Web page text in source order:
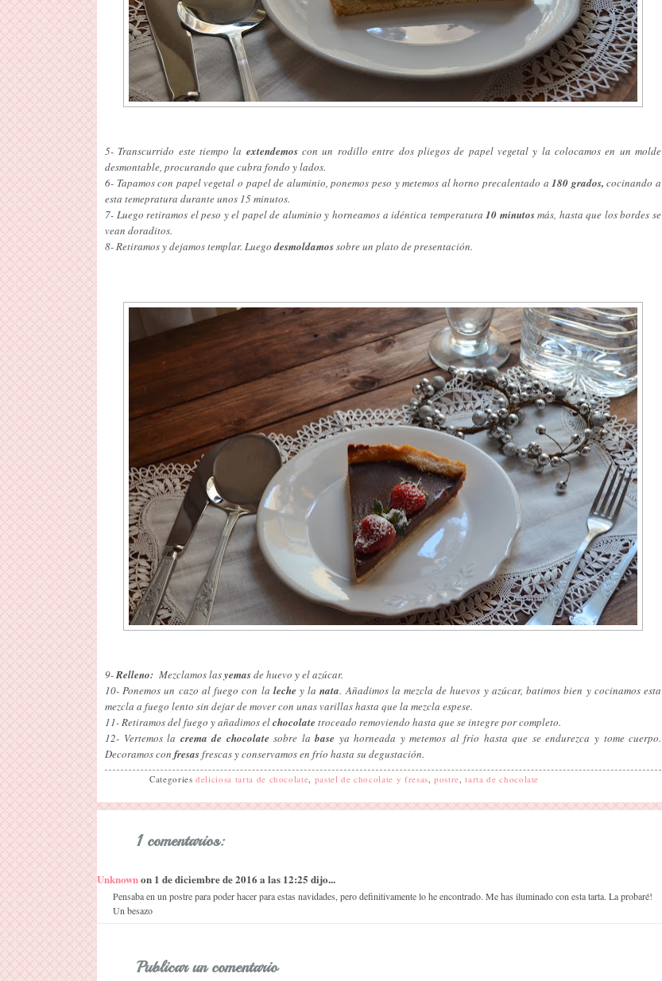
5- Transcurrido este tiempo la extendemoscon un rodillo entre dos pliegos de papel vegetal y la colocamos en un molde
desmontable, procurando que cubra fondo y lados.
6- Tapamos con papel vegetal o papel de aluminio, ponemos peso y metemos al horno precalentado a180 grados, cocinando a
esta temepratura durante unos 15 minutos.
7- Luego retiramos el peso y el papel de aluminio y horneamos a idéntica temperatura10 minutosmás, hasta que los bordes se
vean doraditos.
8- Retiramos y dejamos templar. Luegodesmoldamossobre un plato de presentación.
9-Relleno: Mezclamos lasyemasde huevo y el azúcar.
10- Ponemos un cazo al fuego con la leche y lanata. Añadimos la mezcla de huevos y azúcar, batimos bien y cocinamos esta
mezcla a fuego lento sin dejar de mover con unas varillas hasta que la mezcla espese.
11- Retiramos del fuego y añadimos elchocolate troceado removiendo hasta que se integre por completo.
12- Vertemos la crema de chocolate sobre labase ya horneada y metemos al frío hasta que se endurezca y tome cuerpo.
Decoramos con fresasfrescas y conservamos en frío hasta su degustación.
Categoriesdeliciosa tarta de chocolate pastel de chocolate y fresas ,postre ,tarta de chocolate
1 comentarios:
Unknownon 1 de diciembre de 2016 a las 12:25 dijo...
Pensaba en un postre para poder hacer para estas navidades, pero definitivamente lo he encontrado. Me has iluminado con esta tarta. La probaré!
Un besazo
Publicar un comentario